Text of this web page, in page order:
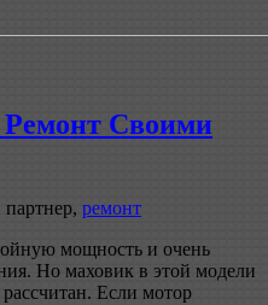
Ремонт Своими
партнер, ремонт
мощность и очень
Но маховик в этой модели
Если мотор